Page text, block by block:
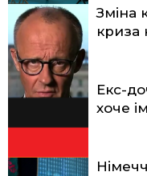
Зміна
криза
Екс-
хоче